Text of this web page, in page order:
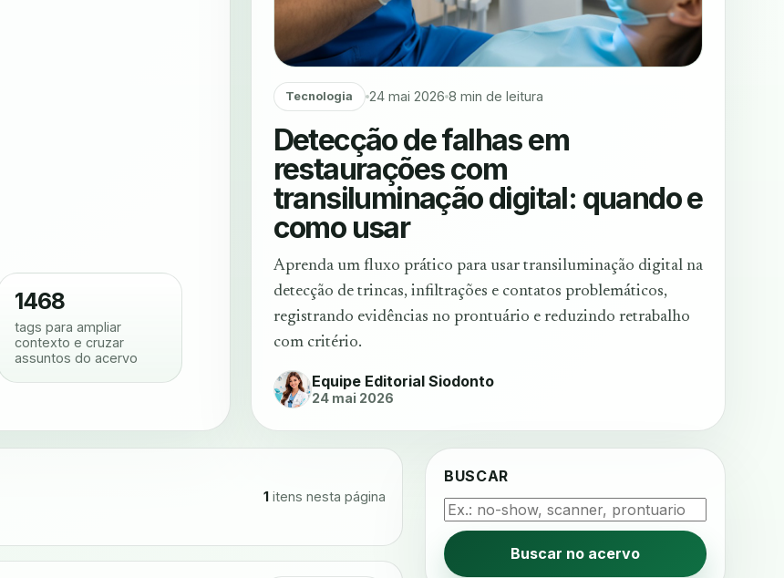
1468
tags para ampliar
contexto e cruzar
assuntos do acervo
Tecnologia 24 mai 2026 8 min de leitura
Detecção de falhas em
restaurações com
transiluminação digital: quando e
como usar
Aprenda um fluxo prático para usar transiluminação digital na
detecção de trincas, infiltrações e contatos problemáticos,
registrando evidências no prontuário e reduzindo retrabalho
com critério.
Equipe Editorial Siodonto
24 mai 2026
1 itens nesta página
BUSCAR
Buscar no acervo